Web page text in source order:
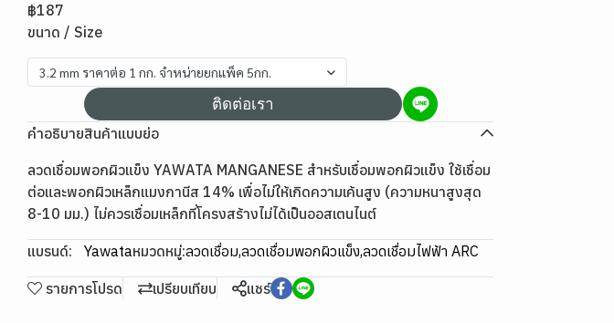
฿187
ขนาด / Size
3.2 mm ราคาต่อ 1 กก. จำหน่ายยกแพ็ค 5กก.
ติดต่อเรา
คำอธิบายสินค้าแบบย่อ
ลวดเชื่อมพอกผิวแข็ง YAWATA MANGANESE สำหรับเชื่อมพอกผิวแข็ง ใช้เชื่อม
ต่อและพอกผิวเหล็กแมงกานีส 14% เพื่อไม่ให้เกิดความเค้นสูง (ความหนาสูงสุด
8-10 มม.) ไม่ควรเชื่อมเหล็กที่โครงสร้างไม่ได้เป็นออสเตนไนต์
แบรนด์: Yawataหมวดหมู่:ลวดเชื่อม,ลวดเชื่อมพอกผิวแข็ง,ลวดเชื่อมไฟฟ้า ARC
รายการโปรด เปรียบเทียบ แชร์